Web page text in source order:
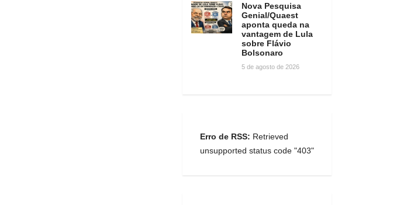
Nova Pesquisa
Genial/Quaest
aponta queda na
vantagem de Lula
sobre Flávio
Bolsonaro
5 de agosto de 2026
Erro de RSS: Retrieved
unsupported status code "403"